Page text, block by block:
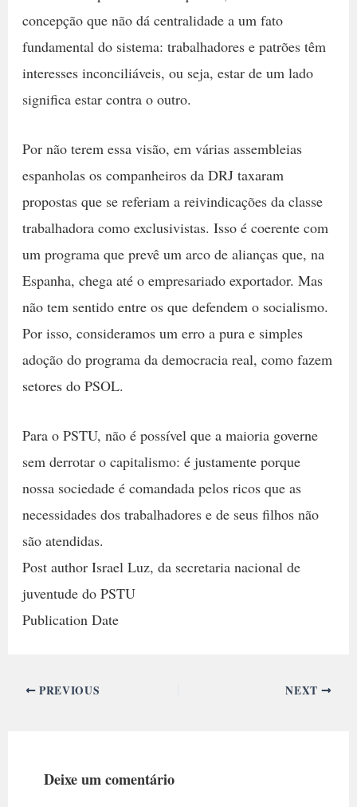
concepção que não dá centralidade a um fato
fundamental do sistema: trabalhadores e patrões têm
interesses inconciliáveis, ou seja, estar de um lado
significa estar contra o outro.
Por não terem essa visão, em várias assembleias
espanholas os companheiros da DRJ taxaram
propostas que se referiam a reivindicações da classe
trabalhadora como exclusivistas. Isso é coerente com
um programa que prevê um arco de alianças que, na
Espanha, chega até o empresariado exportador. Mas
não tem sentido entre os que defendem o socialismo.
Por isso, consideramos um erro a pura e simples
adoção do programa da democracia real, como fazem
setores do PSOL.
Para o PSTU, não é possível que a maioria governe
sem derrotar o capitalismo: é justamente porque
nossa sociedade é comandada pelos ricos que as
necessidades dos trabalhadores e de seus filhos não
são atendidas.
Post author Israel Luz, da secretaria nacional de
juventude do PSTU
Publication Date
PREVIOUS NEXT
Deixe um comentário